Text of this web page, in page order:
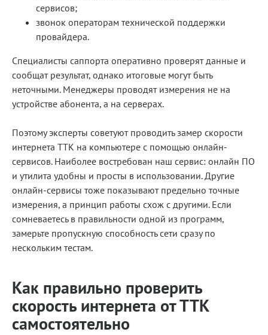
сервисов;
звонок операторам технической поддержки
провайдера.
Специалисты саппорта оперативно проверят данные и
сообщат результат, однако итоговые могут быть
неточными. Менеджеры проводят измерения не на
устройстве абонента, а на серверах.
Поэтому эксперты советуют проводить замер скорости
интернета ТТК на компьютере с помощью онлайн-
сервисов. Наиболее востребован наш сервис: онлайн ПО
и утилита удобны и просты в использовании. Другие
онлайн-сервисы тоже показывают предельно точные
измерения, а принцип работы схож с другими. Если
сомневаетесь в правильности одной из программ,
замерьте пропускную способность сети сразу по
нескольким тестам.
Как правильно проверить
скорость интернета от ТТК
самостоятельно